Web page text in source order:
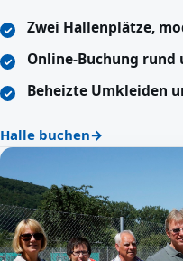
Zwei Hallenplätze,
Online-Buchung rund
Beheizte Umkleiden
Halle buchen